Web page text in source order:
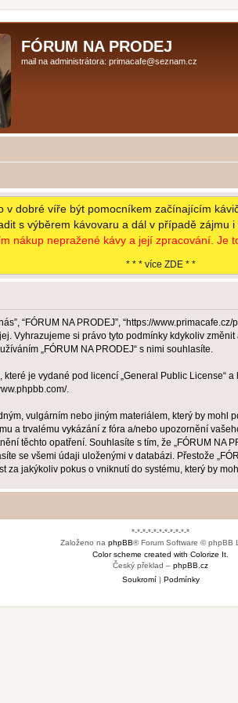
FÓRUM NA PRODEJ
mail na administrátora: primacafe@seznam.cz
v dobré víře být pomocníkem začínajícím
s výběrem kávovaru a dál v případě zájmu
nákup nepražené kávy a její zpracování. Je
* * * více ZDE * *
“FÓRUM NA PRODEJ”, “https://
Vyhrazujeme si právo tyto podmínky kdykoliv
„FÓRUM NA PRODEJ“ s nimi souhlasíte.
je vydané pod licencí „General Public License“ a
.
vulgárním nebo jiným materiálem, který by mohl
a trvalému vykázání z fóra a/nebo upozornění
těchto opatření. Souhlasíte s tím, že „FÓRUM NA
se všemi údaji uloženými v databázi. Přestože
za jakýkoliv pokus o vniknutí do systému, který by
*-*-*-*-*-*-*-*-*-*-*
Založeno na phpBB® Forum Software © phpBB
Color scheme created with Colorize It
Český překlad – phpBB.cz
Soukromí| Podmínky